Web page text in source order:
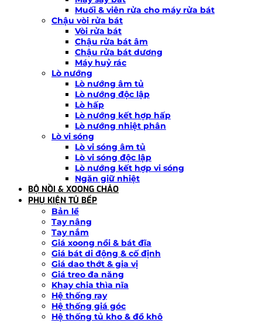
Muối & viên rửa cho máy rửa bát
Chậu vòi rửa bát
Vòi rửa bát
Chậu rửa bát âm
Chậu rửa bát dương
Máy huỷ rác
Lò nướng
Lò nướng âm tủ
Lò nướng độc lập
Lò hấp
Lò nướng kết hợp hấp
Lò nướng nhiệt phân
Lò vi sóng
Lò vi sóng âm tủ
Lò vi sóng độc lập
Lò nướng kết hợp vi sóng
Ngăn giữ nhiệt
BỘ NỒI & XOONG CHẢO
PHỤ KIỆN TỦ BẾP
Bản lề
Tay nâng
Tay nắm
Giá xoong nồi & bát đĩa
Giá bát di động & cố định
Giá dao thớt & gia vị
Giá treo đa năng
Khay chia thìa nĩa
Hệ thống ray
Hệ thống giá góc
Hệ thống tủ kho & đồ khô